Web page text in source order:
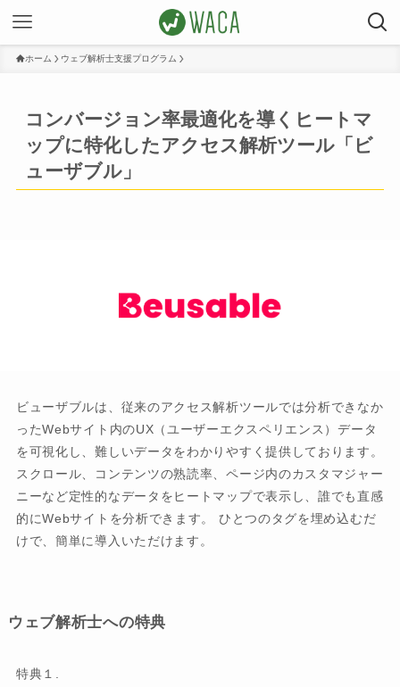
ホーム ウェブ解析士支援プログラム
コンバージョン率最適化を導くヒートマ
ップに特化したアクセス解析ツール「ビ
ューザブル」
ビューザブルは、従来のアクセス解析ツールでは分析できなか
ったWebサイト内のUX（ユーザーエクスペリエンス）データ
を可視化し、難しいデータをわかりやすく提供しております。
スクロール、コンテンツの熟読率、ページ内のカスタマジャー
ニーなど定性的なデータをヒートマップで表示し、誰でも直感
的にWebサイトを分析できます。 ひとつのタグを埋め込むだ
けで、簡単に導入いただけます。
ウェブ解析士への特典
特典１.